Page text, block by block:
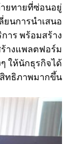
ยทายที่ซ่อนอยู่
นการนำเสนอ
ร พร้อมสร้าง
างแพลตฟอร์ม
ให้นักธุรกิจได้
สิทธิภาพมากขึ้น